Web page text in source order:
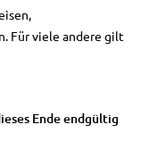
Für viele andere gilt
Ende endgültig